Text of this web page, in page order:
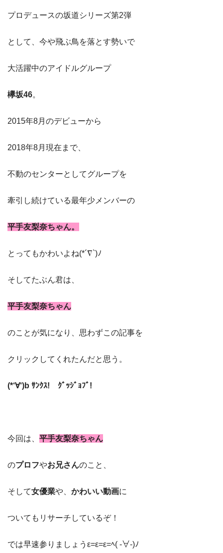
プロデュースの坂道シリーズ第2弾
として、今や飛ぶ鳥を落とす勢いで
大活躍中のアイドルグループ
欅坂46。
2015年8月のデビューから
2018年8月現在まで、
不動のセンターとしてグループを
牽引し続けている最年少メンバーの
平手友梨奈ちゃん。
とってもかわいよね(*´∇`)ﾉ
そしてたぶん君は、
平手友梨奈ちゃん
のことが気になり、思わずこの記事を
クリックしてくれたんだと思う。
(*‘∀‘)b ｻﾝｸｽ! ｸﾞｯｼﾞｮﾌﾞ!
今回は、 平手友梨奈ちゃん
のプロフやお兄さんのこと、
そして女優業や、 かわいい動画に
ついてもリサーチしているぞ！
では早速参りましょうε=ε=ε=ﾍ( -∀-)ﾉ